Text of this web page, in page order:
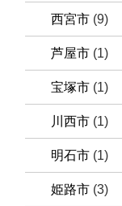
西宮市 (9)
芦屋市 (1)
宝塚市 (1)
川西市 (1)
明石市 (1)
姫路市 (3)